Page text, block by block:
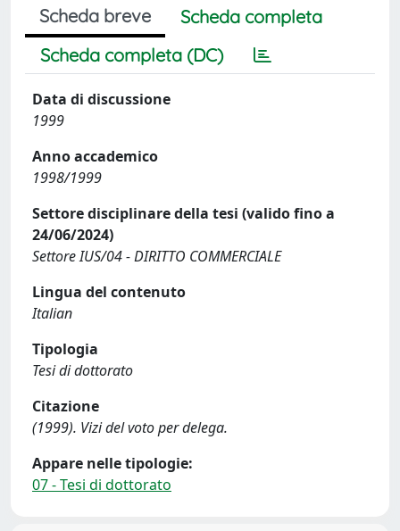
Scheda breve
Scheda completa
Scheda completa (DC)
Data di discussione
1999
Anno accademico
1998/1999
Settore disciplinare della tesi (valido fino a
24/06/2024)
Settore IUS/04 - DIRITTO COMMERCIALE
Lingua del contenuto
Italian
Tipologia
Tesi di dottorato
Citazione
(1999). Vizi del voto per delega.
Appare nelle tipologie:
07 - Tesi di dottorato